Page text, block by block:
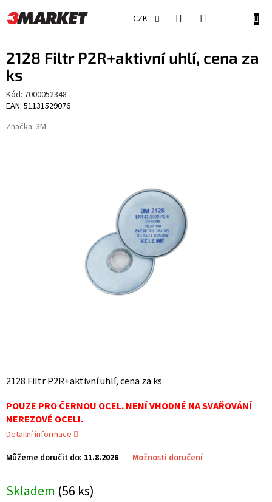
na
obsah
CZK
2128 Filtr P2R+aktivní uhlí, cena za
ks
Kód: 7000052348
EAN: 51131529076
Značka: 3M
Skladem (56 ks)
Můžeme doručit do: 11.8.2026 Možnosti doručení
2128 Filtr P2R+aktivní uhlí, cena za ks
POUZE PRO ČERNOU OCEL. NENÍ VHODNÉ NA SVAŘOVÁNÍ
NEREZOVÉ OCELI.
Detailní informace